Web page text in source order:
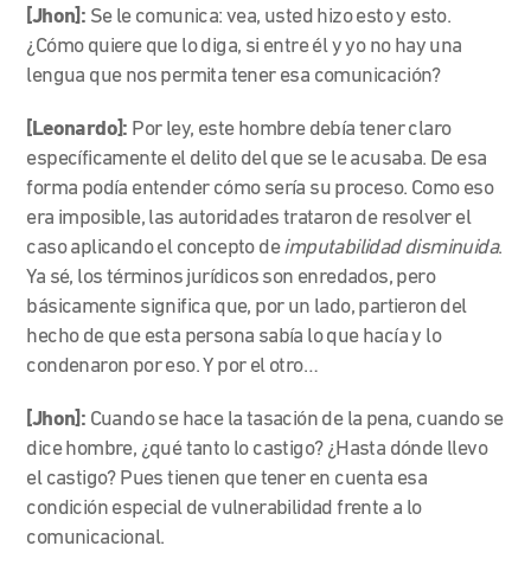
[Jhon]: Se le comunica: vea, usted hizo esto y esto.
¿Cómo quiere que lo diga, si entre él y yo no hay una
lengua que nos permita tener esa comunicación?
[Leonardo]: Por ley, este hombre debía tener claro
específicamente el delito del que se le acusaba. De esa
forma podía entender cómo sería su proceso. Como eso
era imposible, las autoridades trataron de resolver el
caso aplicando el concepto deimputabilidad disminuida.
Ya sé, los términos jurídicos son enredados, pero
básicamente significa que, por un lado, partieron del
hecho de que esta persona sabía lo que hacía y lo
condenaron por eso. Y por el otro…
[Jhon]: Cuando se hace la tasación de la pena, cuando se
dice hombre, ¿qué tanto lo castigo? ¿Hasta dónde llevo
el castigo? Pues tienen que tener en cuenta esa
condición especial de vulnerabilidad frente a lo
comunicacional.